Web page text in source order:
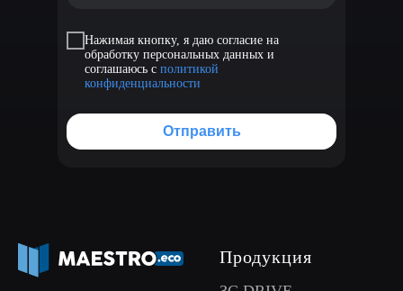
Нажимая кнопку, я даю согласие на
обработку персональных данных и
соглашаюсь с политикой
конфиденциальности
Отправить
Продукция